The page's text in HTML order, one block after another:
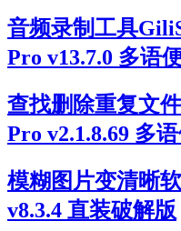
音频录制工具
Pro v13.7.0 多语
查找删除重复文
Pro v2.1.8.69 多
模糊图片变清晰
v8.3.4 直装破解版